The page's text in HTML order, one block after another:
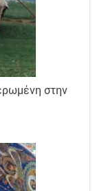
στην